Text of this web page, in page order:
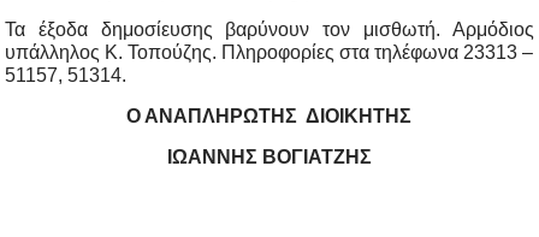
Τα έξοδα δημοσίευσης βαρύνουν τον μισθωτή. Αρμόδιος
υπάλληλος Κ. Τοπούζης. Πληροφορίες στα τηλέφωνα 23313 –
51157, 51314.
Ο ΑΝΑΠΛΗΡΩΤΗΣ ΔΙΟΙΚΗΤΗΣ
ΙΩΑΝΝΗΣ ΒΟΓΙΑΤΖΗΣ